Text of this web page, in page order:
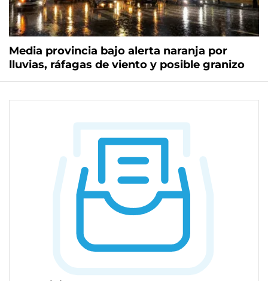
Media provincia bajo alerta naranja por
lluvias, ráfagas de viento y posible granizo